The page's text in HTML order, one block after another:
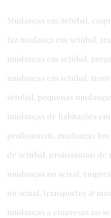
Mudanças em Setúbal,
faz mudança em setúbal,
mudanças em setúbal,
mudanças em setúbal,
setubal, pequenas
mudanças de habitações
profissionais, mudanças
de setúbal, profissionais de
mudanças no seixal,
no seixal, transportes &
mudanças a empresas no